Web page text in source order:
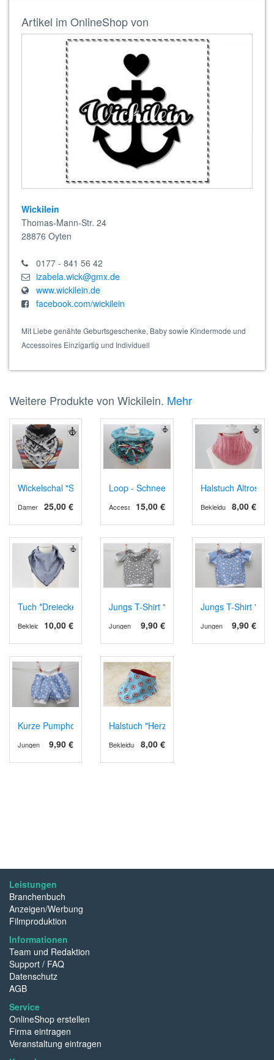
Artikel im OnlineShop von
Wickilein
Thomas-Mann-Str. 24
28876 Oyten
0177 - 841 56 42
izabela.wick@gmx.de
www.wickilein.de
facebook.com/wickilein
Mit Liebe genähte Geburtsgeschenke, Baby sowie Kindermode und
Accessoires Einzigartig und Individuell
Weitere Produkte von Wickilein. Mehr
Wickelschal "Schwalbe"
25,00 €
Damen
Loop - Schneeflöckchen
15,00 €
Accessoires
Halstuch Altrosa
8,00 €
Bekleidung
Tuch *Dreiecke auf Blau*
10,00 €
Bekleidung
Jungs T-Shirt "Grau mit Sternen" in 62/68
9,90 €
Jungen
Jungs T-Shirt
9,90 €
Jungen
Kurze Pumphose "Blau mit Sternen" in 68
9,90 €
Jungen
Halstuch "Herzen"
8,00 €
Bekleidung
Leistungen
Branchenbuch
Anzeigen/Werbung
Filmproduktion
Informationen
Team und Redaktion
Support / FAQ
Datenschutz
AGB
Service
OnlineShop erstellen
Firma eintragen
Veranstaltung eintragen